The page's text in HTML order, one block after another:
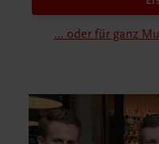
... oder für ganz